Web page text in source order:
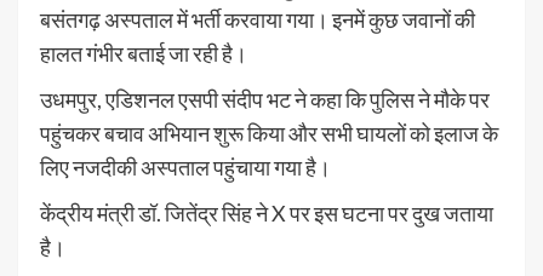
बसंतगढ़ अस्पताल में भर्ती करवाया गया। इनमें कुछ जवानों की
हालत गंभीर बताई जा रही है।
उधमपुर, एडिशनल एसपी संदीप भट ने कहा कि पुलिस ने मौके पर
पहुंचकर बचाव अभियान शुरू किया और सभी घायलों को इलाज के
लिए नजदीकी अस्पताल पहुंचाया गया है।
केंद्रीय मंत्री डॉ. जितेंद्र सिंह ने X पर इस घटना पर दुख जताया
है।